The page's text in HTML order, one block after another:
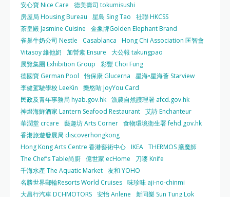
安心寶 Nice Care
德美壽司 tokumisushi
房屋局 Housing Bureau
星島 Sing Tao
社聯 HKCSS
茶皇殿 Jasmine Cuisine
金象牌Golden Elephant Brand
雀巢牛奶公司 Nestle
Casablanca
Hong Chi Association 匡智會
Vitasoy 維他奶
加營素 Ensure
大公報 takungpao
展覽集團 Exhibition Group
彩豐 Choi Fung
德國寶 German Pool
怡保康 Glucerna
星海•星海薈 Starview
李健駕駛學校 LeeKin
樂悠咭 JoyYou Card
民政及青年事務局 hyab.gov.hk 漁農自然護理署 afcd.gov.hk
神燈海鮮酒家 Lantern Seafood Restaurant 艾詩 Enchanteur
華潤堂 crcare
藝趣坊 Arts Corner 食物環境衛生署 fehd.gov.hk
香港旅遊發展局 discoverhongkong
Hong Kong Arts Centre 香港藝術中心 IKEA THERMOS 膳魔師
The Chef’s Table尚廚 億世家 ecHome
刀嘜 Knife
千海水產 The Aquatic Market 友和 YOHO
名勝世界郵輪Resorts World Cruises 味珍味 aji-no-chinmi
大昌行汽車 DCHMOTORS 安怡 Anlene
新同樂 Sun Tung Lok